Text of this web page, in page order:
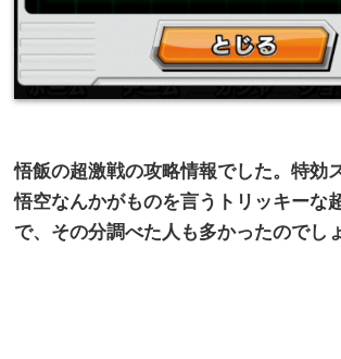
悟飯の超激戦の攻略情報でした。特効
悟空なんかがものを言うトリッキーな
で、その分調べた人も多かったのでし